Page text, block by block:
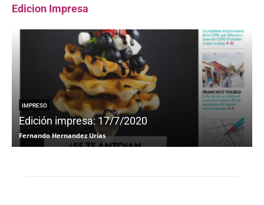
Edicion Impresa
IMPRESO
Edición impresa: 17/7/2020
Fernando Hernandez Urias